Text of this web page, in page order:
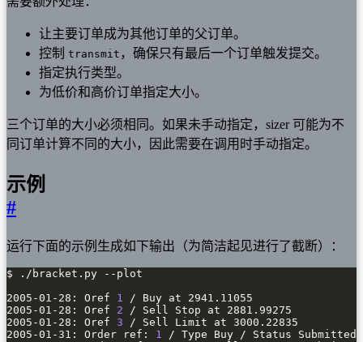
让主要订单成为其他订单的父订单。
控制 transmit ，确保只有最后一个订单触发提交。
指定执行类型。
为低价和高价订单指定大小。
三个订单的大小必须相同。如果未手动指定，sizer 可能为不
同订单计算不同的大小，因此需要在调用时手动指定。
示例
#
运行下面的示例生成如下输出（为简洁起见进行了截断）：
2005-01-28: Oref 1
2005-01-28: Oref 2
2005-01-28: Oref 3
2005-01-31: Order ref: 1